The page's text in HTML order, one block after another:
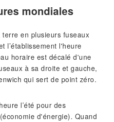
mondiales
en plusieurs fuseaux
l’établissement l'heure
horaire est décalé d'une
à sa droite et gauche,
qui sert de point zéro.
l’été pour des
d'énergie). Quand